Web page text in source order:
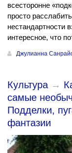
всесторонне
просто
нестандартности
интересное, что
Джулианна
Культура →
самые
Подделки,
фантазии